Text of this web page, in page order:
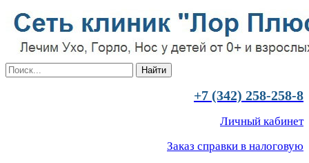
+7 (342) 258-258-8
Личный кабинет
Заказ справки в налоговую